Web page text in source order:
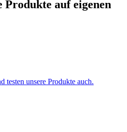
Produkte auf eigenen